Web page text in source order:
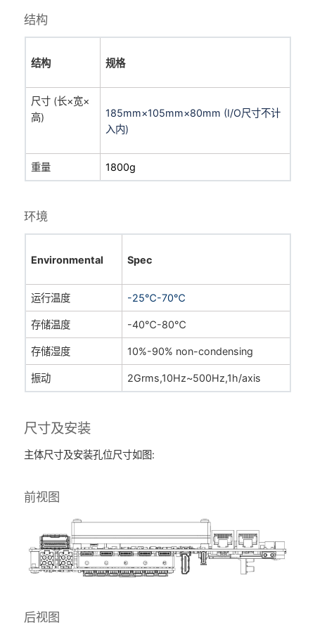
结构
结构 规格
尺寸 (长×宽×
高)
185mm×105mm×80mm (I/O尺寸不计
入内)
重量 1800g
环境
Environmental Spec
运行温度 -25℃-70℃
存储温度 -40℃-80℃
存储湿度 10%-90% non-condensing
振动 2Grms,10Hz~500Hz,1h/axis
尺寸及安装
主体尺寸及安装孔位尺寸如图:
前视图
后视图